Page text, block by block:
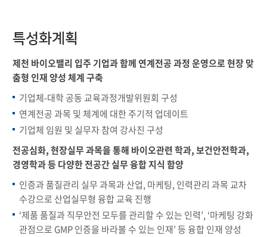
특성화계획
제천 바이오밸리 입주 기업과 함께 연계전공 과정 운영으로 현장 맞
춤형 인재 양성 체계 구축
기업체-대학 공동 교육과정개발위원회 구성
연계전공 과목 및 체계에 대한 주기적 업데이트
기업체 임원 및 실무자 참여 강사진 구성
전공심화, 현장실무 과목을 통해 바이오관련 학과, 보건안전학과,
경영학과 등 다양한 전공간 실무 융합 지식 함양
인증과 품질관리 실무 과목과 산업, 마케팅, 인력관리 과목 교차
수강으로 산업실무형 융합 교육 진행
‘제품 품질과 직무안전 모두를 관리할 수 있는 인력’, ‘마케팅 강화
관점으로 GMP 인증을 바라볼 수 있는 인재’ 등 융합 인재 양성